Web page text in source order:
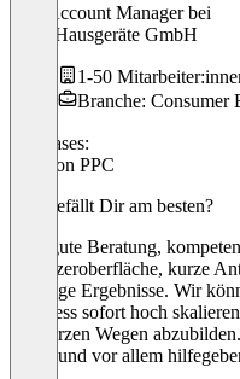
Kay Account Managerbei
Fakir Hausgeräte GmbH
1-50
Branche: Consumer
Use cases:
Amazon PPC
Was gefällt Dir am besten?
Sehr gute Beratung,
Benutzeroberfläche, kurze
sofortige Ergebnisse. Wir
Business sofort hoch
mit kurzen Wegen
direkt und vor allem